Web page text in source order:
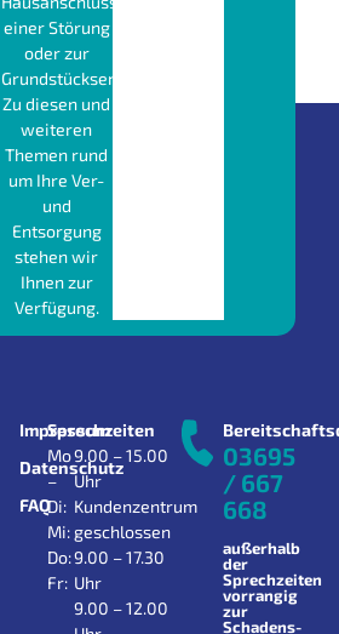
einer Störung
oder zur
Grundstücksentwässerung?
Zu diesen und
weiteren
Themen rund
um Ihre Ver-
und
Entsorgung
stehen wir
Ihnen zur
Verfügung.
Impressum
Datenschutz
FAQ
Sprechzeiten
Mo
–
Di:
Mi:
Do:
Fr:
9.00 – 15.00
Uhr
Kundenzentrum
geschlossen
9.00 – 17.30
Uhr
9.00 – 12.00
03695
/ 667
668
außerhalb
der
Sprechzeiten
vorrangig
zur
Schadens-